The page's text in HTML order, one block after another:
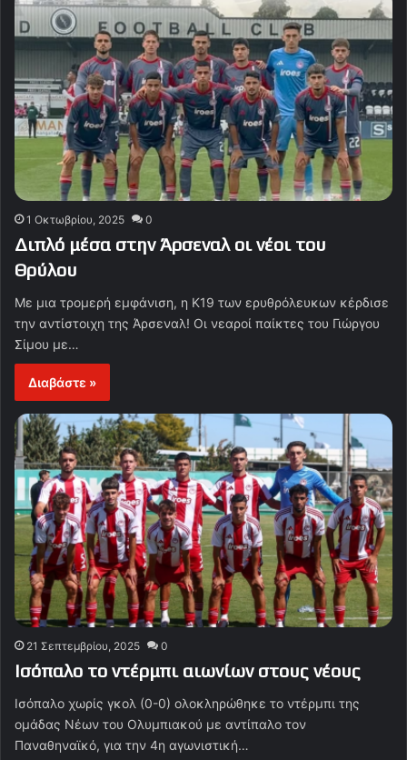
1 Οκτωβρίου, 2025 0
Διπλό μέσα στην Άρσεναλ οι νέοι του
Θρύλου
Με μια τρομερή εμφάνιση, η Κ19 των ερυθρόλευκων κέρδισε
την αντίστοιχη της Άρσεναλ! Οι νεαροί παίκτες του Γιώργου
Σίμου με…
Διαβάστε »
21 Σεπτεμβρίου, 2025 0
Ισόπαλο το ντέρμπι αιωνίων στους νέους
Ισόπαλο χωρίς γκολ (0-0) ολοκληρώθηκε το ντέρμπι της
ομάδας Νέων του Ολυμπιακού με αντίπαλο τον
Παναθηναϊκό, για την 4η αγωνιστική…